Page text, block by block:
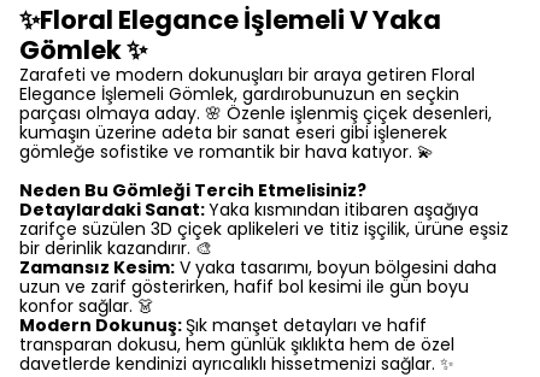
✨Floral Elegance İşlemeli V Yaka
Gömlek ✨
Zarafeti ve modern dokunuşları bir araya getiren Floral
Elegance İşlemeli Gömlek, gardırobunuzun en seçkin
parçası olmaya aday. 🌸 Özenle işlenmiş çiçek desenleri,
kumaşın üzerine adeta bir sanat eseri gibi işlenerek
gömleğe sofistike ve romantik bir hava katıyor. 💫
Neden Bu Gömleği Tercih Etmelisiniz?
Detaylardaki Sanat:Yaka kısmından itibaren aşağıya
zarifçe süzülen 3D çiçek aplikeleri ve titiz işçilik, ürüne eşsiz
bir derinlik kazandırır. 🎨
Zamansız Kesim: V yaka tasarımı, boyun bölgesini daha
uzun ve zarif gösterirken, hafif bol kesimi ile gün boyu
konfor sağlar. 👗
Modern Dokunuş: Şık manşet detayları ve hafif
transparan dokusu, hem günlük şıklıkta hem de özel
davetlerde kendinizi ayrıcalıklı hissetmenizi sağlar. ✨